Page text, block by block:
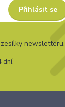
Přihlásit se
newsletteru.
dní.